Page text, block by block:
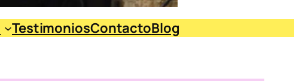
TestimoniosContactoBlog